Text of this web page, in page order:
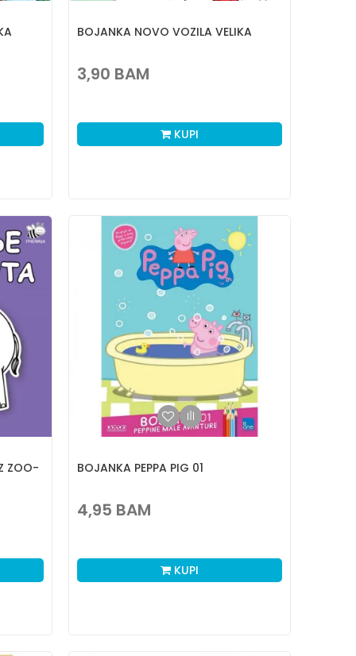
BOJANKA NOVO VOZILA VELIKA
3,90 BAM
KUPI
ZOO- BOJANKA PEPPA PIG 01
4,95 BAM
KUPI